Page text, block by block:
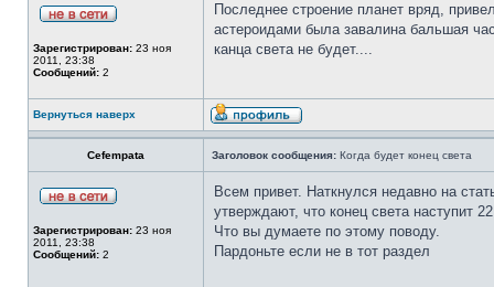
Зарегистрирован: 23 ноя
2011, 23:38
Сообщений: 2
Последнее строение планет вряд,
астероидами была завалина бальшая
канца света не будет....
Вернуться наверх
Cefempata Заголовок сообщения: Когда будет конец света
Зарегистрирован: 23 ноя
2011, 23:38
Сообщений: 2
Всем привет. Наткнулся недавно на
утверждают, что конец света наступит
Что вы думаете по этому поводу.
Пардоньте если не в тот раздел